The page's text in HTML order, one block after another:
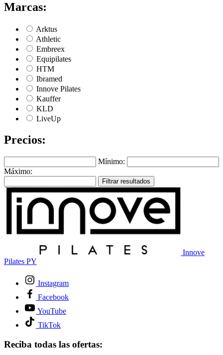
Marcas:
Arktus
Athletic
Embreex
Equipilates
HTM
Ibramed
Innove Pilates
Kauffer
KLD
LiveUp
Precios:
Mínimo:
Máximo:
Filtrar resultados
Innove
Pilates PY
Instagram
Facebook
YouTube
TikTok
Reciba todas las ofertas: